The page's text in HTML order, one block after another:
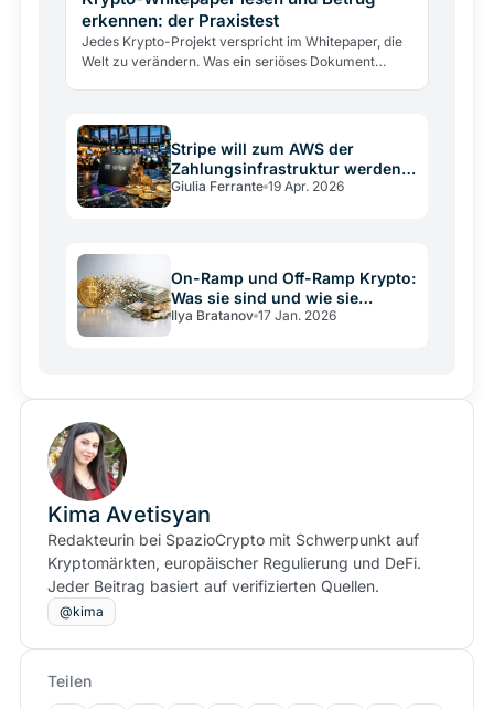
erkennen: der Praxistest
Jedes Krypto-Projekt verspricht im Whitepaper, die
Welt zu verändern. Was ein seriöses Dokument
Stripe will zum AWS der
Zahlungsinfrastruktur werden –
mit Stablecoins und Blockchain
Giulia Ferrante 19 Apr. 2026
On-Ramp und Off-Ramp Krypto:
Was sie sind und wie sie
funktionieren
Ilya Bratanov 17 Jan. 2026
Kima Avetisyan
Redakteurin bei SpazioCrypto mit Schwerpunkt auf
Kryptomärkten, europäischer Regulierung und DeFi.
Jeder Beitrag basiert auf verifizierten Quellen.
@kima
Teilen